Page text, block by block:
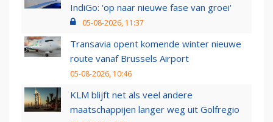
IndiGo: 'op naar nieuwe fase van groei'
05-08-2026, 11:37
Transavia opent komende winter nieuwe
route vanaf Brussels Airport
05-08-2026, 10:46
KLM blijft net als veel andere
maatschappijen langer weg uit Golfregio